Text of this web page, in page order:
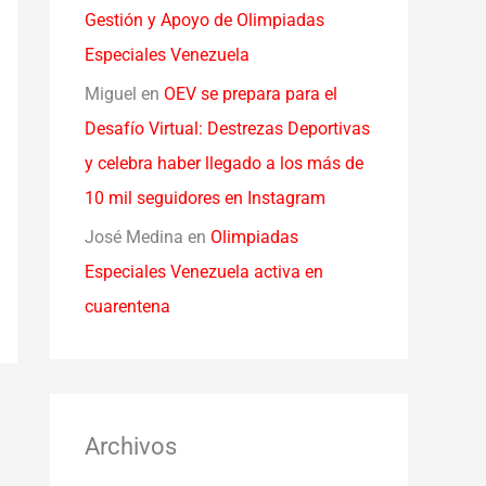
Gestión y Apoyo de Olimpiadas
Especiales Venezuela
Miguel en OEV se prepara para el
Desafío Virtual: Destrezas Deportivas
y celebra haber llegado a los más de
10 mil seguidores en Instagram
José Medina en Olimpiadas
Especiales Venezuela activa en
cuarentena
Archivos